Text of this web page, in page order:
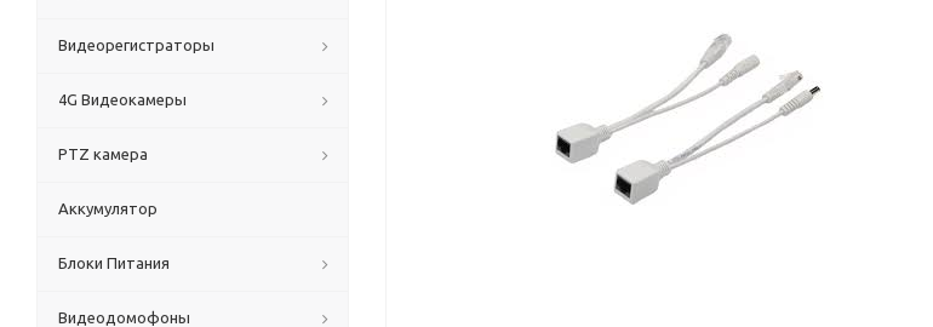
Видеорегистраторы
4G Видеокамеры
PTZ камера
Аккумулятор
Блоки Питания
Видеодомофоны